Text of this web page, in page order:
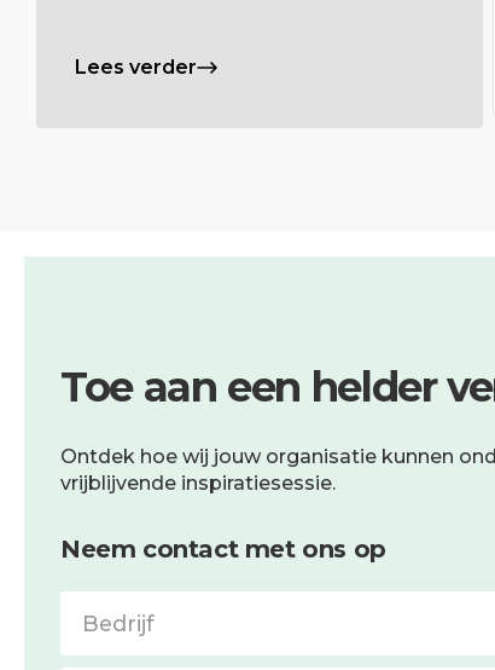
Lees verder
Toe aan een helder
Ontdek hoe wij jouw organisatie kunnen
vrijblijvende inspiratiesessie.
Neem contact met ons op